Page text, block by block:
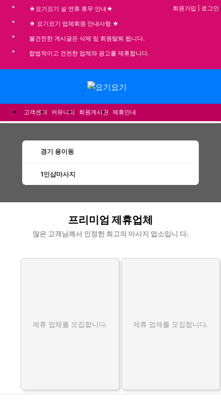
★요기요기 설 연휴 휴무 안내★
★ 요기요기 업체회원 안내사항 ★
불건전한 게시글은 삭제 및 회원탈퇴 됩니다.
합법적이고 건전한 업체와 광고를 제휴합니다.
회원가입 로그인
고객센터 커뮤니티 회원게시판 제휴안내
경기 용이동
1인샵마사지
프리미엄 제휴업체
많은 고객님께서 인정한 최고의 마사지 업소입니 다.
제휴 업체를 모집합니다. 제휴 업체를 모집합니다.